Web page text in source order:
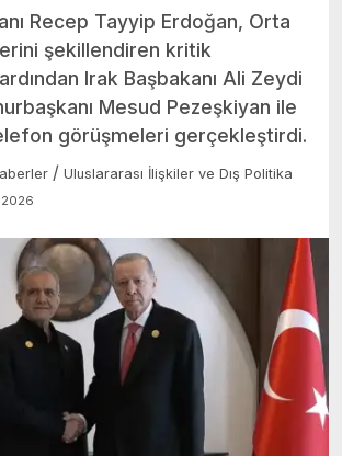
Recep Tayyip Erdoğan, Orta
şekillendiren kritik
Irak Başbakanı Ali Zeydi
Mesud Pezeşkiyan ile
görüşmeleri gerçekleştirdi.
/ Uluslararası İlişkiler ve Dış Politika
2026